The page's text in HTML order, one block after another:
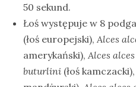
50 sekund.
Łoś występuje w 8
(łoś europejski), Alces
amerykański), Alces
buturlini (łoś kamczacki),